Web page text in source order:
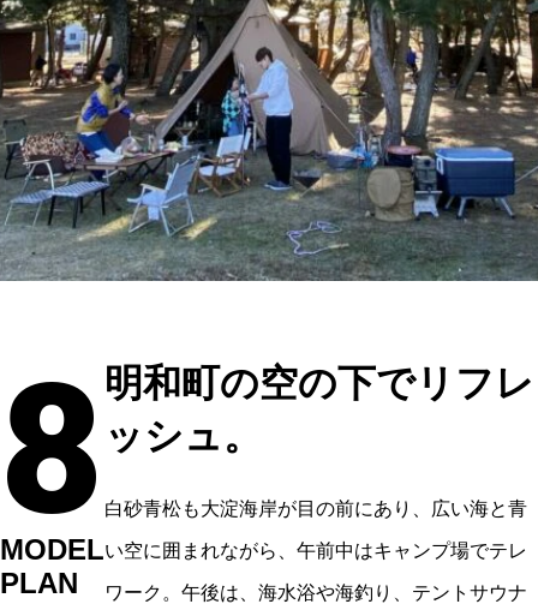
8
MODEL
PLAN
明和町の空の下でリフレ
ッシュ。
白砂青松も大淀海岸が目の前にあり、広い海と青
い空に囲まれながら、午前中はキャンプ場でテレ
ワーク。午後は、海水浴や海釣り、テントサウナ